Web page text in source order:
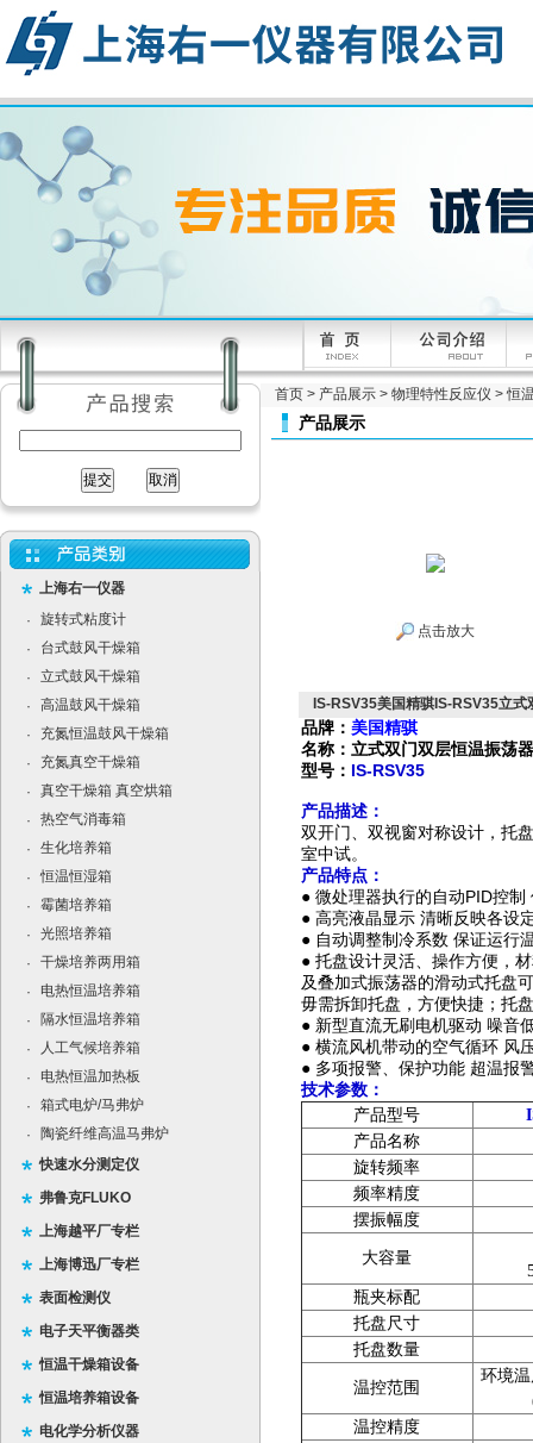
上海右一仪器
·
旋转式粘度计
·
台式鼓风干燥箱
·
立式鼓风干燥箱
·
高温鼓风干燥箱
·
充氮恒温鼓风干燥箱
·
充氮真空干燥箱
·
真空干燥箱 真空烘箱
·
热空气消毒箱
·
生化培养箱
·
恒温恒湿箱
·
霉菌培养箱
·
光照培养箱
·
干燥培养两用箱
·
电热恒温培养箱
·
隔水恒温培养箱
·
人工气候培养箱
·
电热恒温加热板
·
箱式电炉/马弗炉
·
陶瓷纤维高温马弗炉
快速水分测定仪
弗鲁克FLUKO
上海越平厂专栏
上海博迅厂专栏
表面检测仪
电子天平衡器类
恒温干燥箱设备
恒温培养箱设备
电化学分析仪器
首页 > 产品展示 > 物理特性反应仪 >恒
产品展示
点击放大
IS-RSV35美国精骐IS-RSV35立式
品牌： 美国精骐
名称：立式双门双层恒温振荡器
型号： IS-RSV35
产品描述：
双开门、双视窗对称设计，托
室中试。
产品特点：
● 微处理器执行的自动PID控制
● 高亮液晶显示 清晰反映各设
● 自动调整制冷系数 保证运行
● 托盘设计灵活、操作方便，
及叠加式振荡器的滑动式托盘
毋需拆卸托盘，方便快捷；托
● 新型直流无刷电机驱动 噪音
● 横流风机带动的空气循环 风
● 多项报警、保护功能 超温报
技术参数：
产品型号
产品名称
旋转频率
频率精度
摆振幅度
大容量
瓶夹标配
托盘尺寸
托盘数量
温控范围
环境温
温控精度